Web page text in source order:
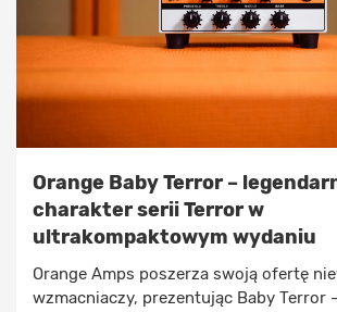
Orange Baby Terror –
charakter serii Terror w
ultrakompaktowym wydaniu
Orange Amps poszerza swoją ofertę
wzmacniaczy, prezentując Baby Terror